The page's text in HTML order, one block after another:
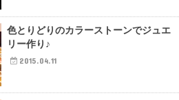
色とりどりのカラーストーンでジュエ
リー作り♪
2015.04.11